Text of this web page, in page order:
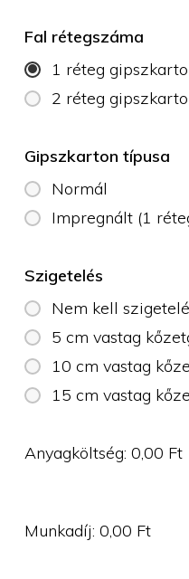
Fal rétegszáma
1 réteg
2 réteg
Gipszkarton típusa
Normál
Impregnált (1
Szigetelés
Nem kell
5 cm vastag
10 cm vastag
15 cm vastag
Anyagköltség:0,00 Ft
Munkadíj:0,00 Ft